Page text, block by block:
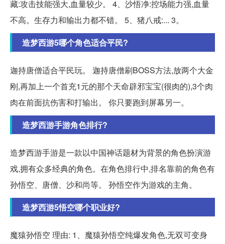
藏:攻击技能强大,血量较少。 4、沙悟净:控场能力强,血量
不高。生存力和输出力都不错。 5、猪八戒:... 3。
造梦西游5哪个角色适合平民?
迦持唐僧适合平民玩。 迦持唐僧刷BOSS方法,放两个大金
刚,再加上一个首充1元的那个天命辟邪宝宝(很肉的),3个肉
肉在前面抗伤害和打输出。 你只要跑到屏幕另一。
造梦西游手游角色排行?
造梦西游手游是一款以中国神话题材为背景的角色扮演游
戏,拥有众多经典的角色。在角色排行中,排名靠前的角色有
孙悟空、唐僧、沙和尚等。 孙悟空作为游戏的主角。
造梦西游5悟空哪个职业好?
魔猿孙悟空 理由: 1、魔猿孙悟空纯爆发角色,无双可变身